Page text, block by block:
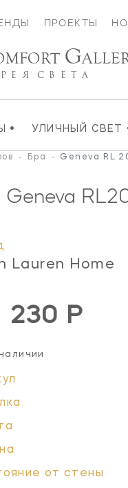
ПРОЕКТЫ
• УЛИЧНЫЙ СВЕТ
G
СВЕТА
- Бра - Geneva RL
Lauren Home
230 Р
от стены